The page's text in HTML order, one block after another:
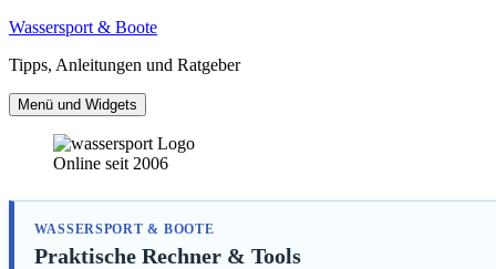
Zum
springen
Wassersport & Boote
Tipps, Anleitungen und Ratgeber
Menü und Widgets
Online seit 2006
WASSERSPORT & BOOTE
Praktische Rechner & Tools